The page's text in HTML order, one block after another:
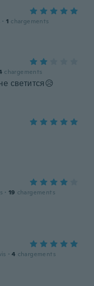
· 1 chargements
chargements
светится😥
· 19 chargements
· 4 chargements